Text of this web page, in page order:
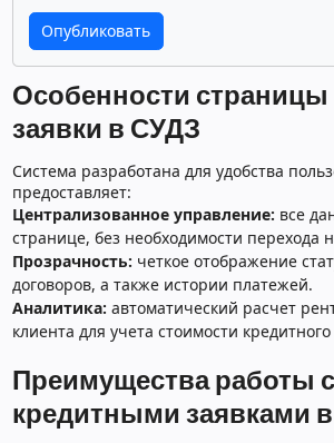
Особенности страницы
заявки в СУДЗ
Система разработана для удобства
предоставляет:
Централизованное управление: все
странице, без необходимости перехода
Прозрачность: четкое отображение
договоров, а также истории платежей.
Аналитика: автоматический расчет
клиента для учета стоимости
Преимущества работы с
кредитными заявками